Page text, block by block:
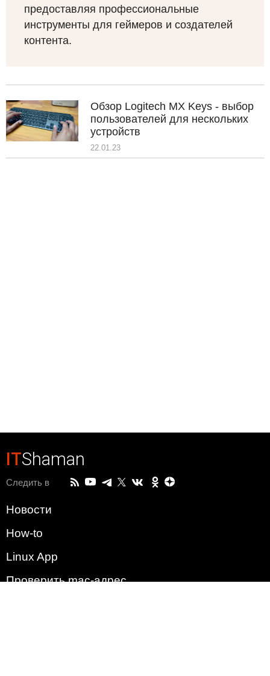
предоставляя профессиональные
инструменты для геймеров и создателей
контента.
Обзор Logitech MX Keys - выбор
пользователей для нескольких
устройств
22.01.23
ITShaman
Следить в
Новости
How-to
Linux App
Проверить mac-адрес